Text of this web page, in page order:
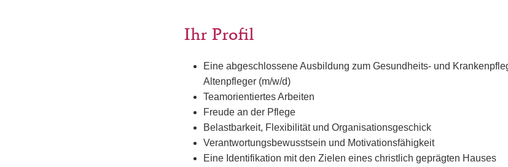
Ihr Profil
Eine abgeschlossene Ausbildung zum Gesundheits- und
Altenpfleger (m/w/d)
Teamorientiertes Arbeiten
Freude an der Pflege
Belastbarkeit, Flexibilität und Organisationsgeschick
Verantwortungsbewusstsein und Motivationsfähigkeit
Eine Identifikation mit den Zielen eines christlich geprägten Hauses